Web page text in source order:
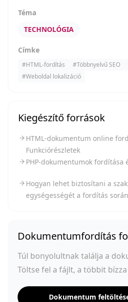
Téma
TECHNOLÓGIA
Címke
#HTML-fordítás #Többnyelvű SEO
#Weboldal lokalizáció
Kiegészítő források
HTML-dokumentum online
Funkciórészletek
PHP-dokumentumok fordítása
Hogyan lehet biztosítani a
egységességét a fordítás
Dokumentumfordítás
Túl bonyolultnak találja a
Töltse fel a fájlt, a többit
Dokumentum